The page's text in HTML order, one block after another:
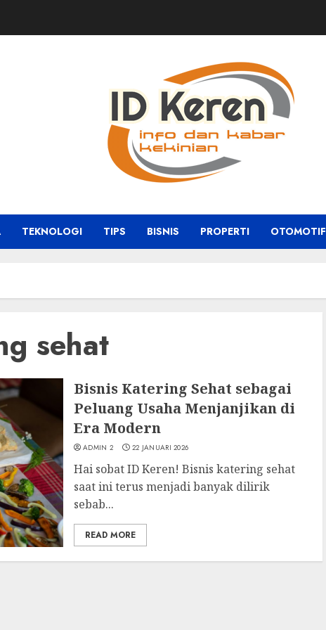
TEKNOLOGI TIPS BISNIS PROPERTI OTOMOTIF
sehat
Bisnis Katering Sehat sebagai
Peluang Usaha Menjanjikan di
Era Modern
ADMIN 2 22 JANUARI 2026
Hai sobat ID Keren! Bisnis katering sehat
saat ini terus menjadi banyak dilirik
sebab...
READ MORE